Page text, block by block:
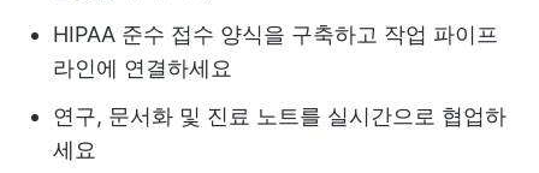
HIPAA 준수 접수 양식을 구축하고 작업 파이프
라인에 연결하세요
연구, 문서화 및 진료 노트를 실시간으로 협업하
세요